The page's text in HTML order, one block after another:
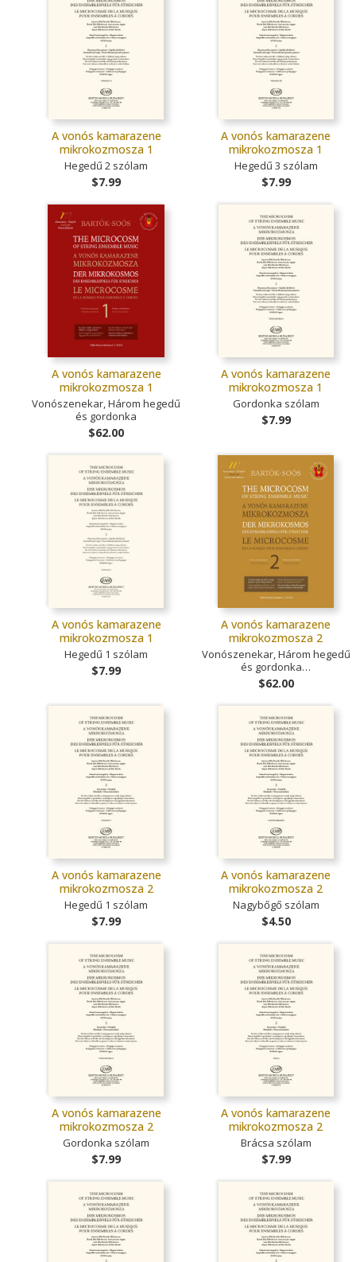
A vonós kamarazene
mikrokozmosza 1
Hegedű 2 szólam
$7.99
A vonós kamarazene
mikrokozmosza 1
Hegedű 3 szólam
$7.99
A vonós kamarazene
mikrokozmosza 1
Vonószenekar, Három hegedű
és gordonka
$62.00
A vonós kamarazene
mikrokozmosza 1
Gordonka szólam
$7.99
A vonós kamarazene
mikrokozmosza 1
Hegedű 1 szólam
$7.99
A vonós kamarazene
mikrokozmosza 2
Vonószenekar, Három hegedű
és gordonka…
$62.00
A vonós kamarazene
mikrokozmosza 2
Hegedű 1 szólam
$7.99
A vonós kamarazene
mikrokozmosza 2
Nagybőgő szólam
$4.50
A vonós kamarazene
mikrokozmosza 2
Gordonka szólam
$7.99
A vonós kamarazene
mikrokozmosza 2
Brácsa szólam
$7.99